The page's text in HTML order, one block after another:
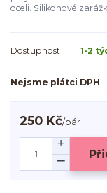
oceli. Silikonové
Dostupnost 1-2
Nejsme plátci DPH
250 Kč/pár